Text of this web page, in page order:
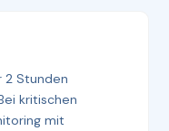
2 Stunden
kritischen
mit